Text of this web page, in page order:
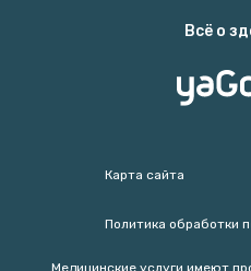
Всё о
Карта сайта
Политика обработки
Медицинские услуги имеют